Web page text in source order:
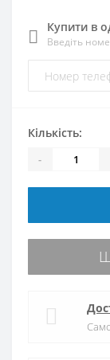
Купити в
Введіть
Кількість:
-